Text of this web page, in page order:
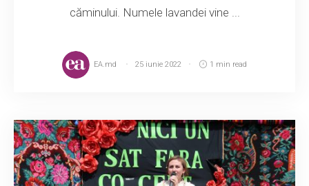
căminului. Numele lavandei vine ...
EA.md 25 iunie 2022 1 min read